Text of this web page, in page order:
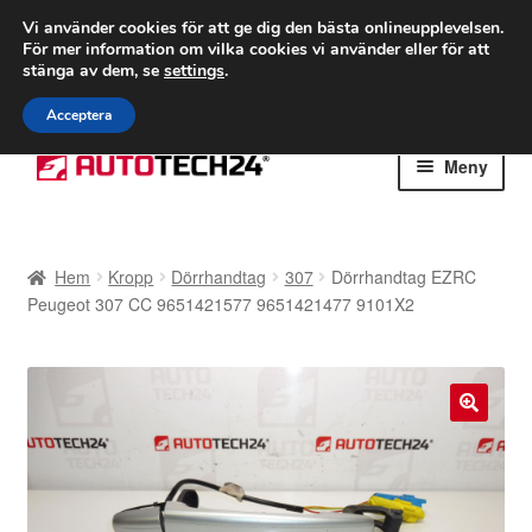
FRAKT från 75 kr
Världsomspännande frakt
Ring 766 924 713
Hoppa
till
Hoppa
till
Meny
Betalningar
Kolla upp
Hem Kropp Dörrhandtag 307
Dörrhandtag EZRC
Peugeot 307 CC 9651421577 9651421477 9101X2
Vi använder cookies för att ge dig den bästa onlineupplevelsen.
För mer information om vilka cookies vi använder eller för att
stänga av dem, se settings.
Acceptera